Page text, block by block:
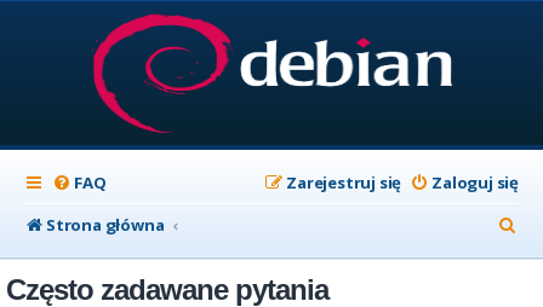
FAQ Zaloguj się
Zarejestruj się
Strona główna
z
Często zadawane pytania